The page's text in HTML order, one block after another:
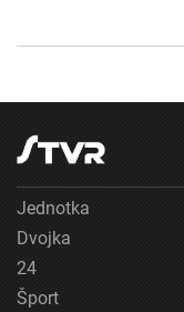
Jednotka
Dvojka
24
Šport